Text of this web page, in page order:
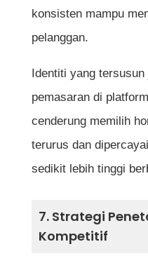
konsisten mampu
pelanggan.
Identiti yang
pemasaran di
cenderung memilih
terurus dan
sedikit lebih tinggi
7. Strategi
Kompetitif